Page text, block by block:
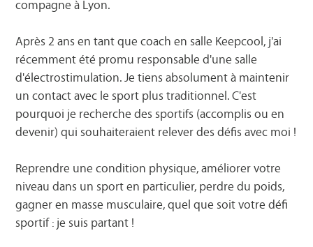
compagne à Lyon.
Après 2 ans en tant que coach en salle Keepcool, j'ai
récemment été promu responsable d'une salle
d'électrostimulation. Je tiens absolument à maintenir
un contact avec le sport plus traditionnel. C'est
pourquoi je recherche des sportifs (accomplis ou en
devenir) qui souhaiteraient relever des défis avec moi !
Reprendre une condition physique, améliorer votre
niveau dans un sport en particulier, perdre du poids,
gagner en masse musculaire, quel que soit votre défi
sportif : je suis partant !